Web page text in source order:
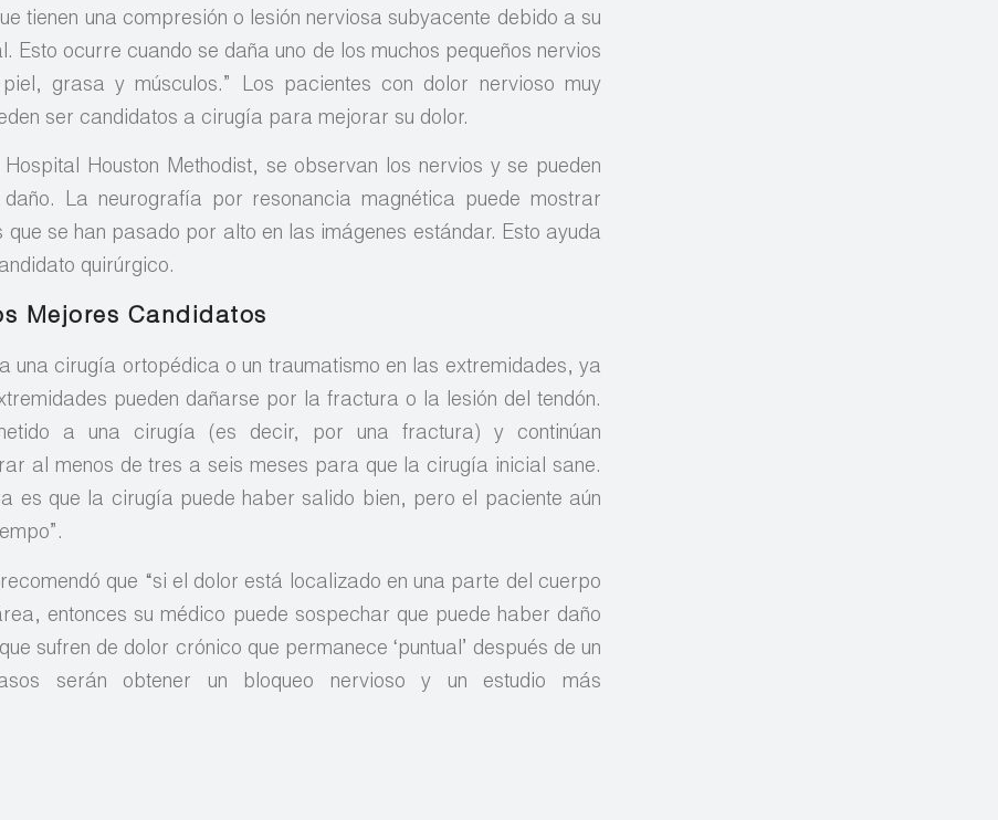
tienen una compresión o lesión nerviosa subyacente debido a su
Esto ocurre cuando se daña uno de los muchos pequeños nervios
grasa y músculos.” Los pacientes con dolor nervioso muy
ser candidatos a cirugía para mejorar su dolor.
Houston Methodist, se observan los nervios y se pueden
La neurografía por resonancia magnética puede mostrar
se han pasado por alto en las imágenes estándar. Esto ayuda
quirúrgico.
Mejores Candidatos
una cirugía ortopédica o un traumatismo en las extremidades, ya
pueden dañarse por la fractura o la lesión del tendón.
a una cirugía (es decir, por una fractura) y continúan
al menos de tres a seis meses para que la cirugía inicial sane.
es que la cirugía puede haber salido bien, pero el paciente aún
que “si el dolor está localizado en una parte del cuerpo
entonces su médico puede sospechar que puede haber daño
sufren de dolor crónico que permanece ‘puntual’ después de un
serán obtener un bloqueo nervioso y un estudio más